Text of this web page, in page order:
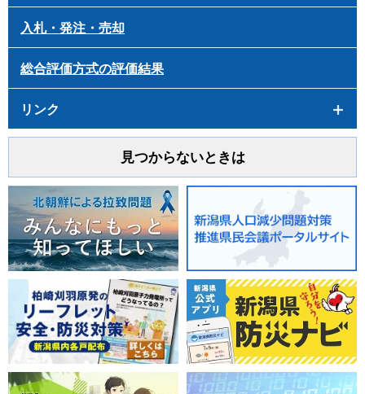
入札・発注・売却
総合評価方式の評価結果
リンク
見つからないときは